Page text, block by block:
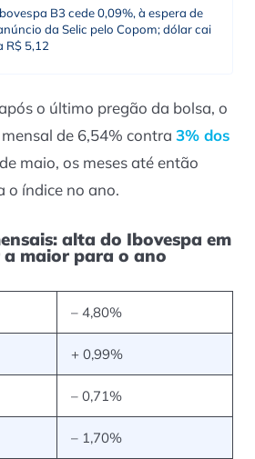
B3 cede 0,09%, à espera de
da Selic pelo Copom; dólar cai
R$ 5,12
o último pregão da bolsa, o
de 6,54% contra 3% dos
maio, os meses até então
o índice no ano.
alta do Ibovespa em
a maior para o ano
– 4,80%
+ 0,99%
– 0,71%
– 1,70%